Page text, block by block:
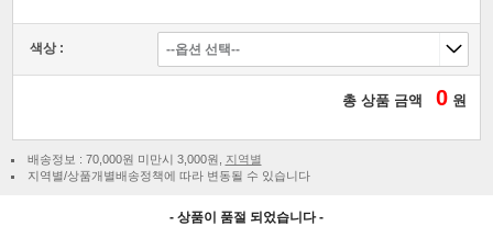
색상 :
총 상품 금액 0 원
배송정보 : 70,000원 미만시 3,000원,
지역별
지역별/상품개별배송정책에 따라 변동될 수 있습니다
- 상품이 품절 되었습니다 -